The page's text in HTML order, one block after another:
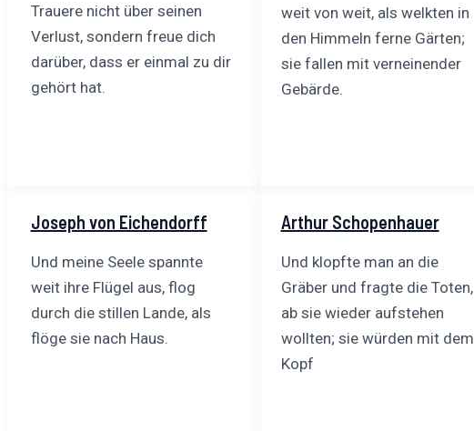
Trauere nicht über seinen
Verlust, sondern freue dich
darüber, dass er einmal zu dir
gehört hat.
weit von weit, als welkten in
den Himmeln ferne Gärten;
sie fallen mit verneinender
Gebärde.
Joseph von Eichendorff
Und meine Seele spannte
weit ihre Flügel aus, flog
durch die stillen Lande, als
flöge sie nach Haus.
Arthur Schopenhauer
Und klopfte man an die
Gräber und fragte die Toten,
ab sie wieder aufstehen
wollten; sie würden mit dem
Kopf